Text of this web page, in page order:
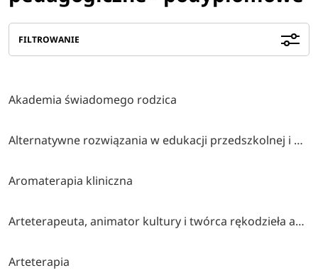
FILTROWANIE
Akademia świadomego rodzica
Alternatywne rozwiązania w edukacji przedszkolnej i wczesnoszkolnej
Aromaterapia kliniczna
Arteterapeuta, animator kultury i twórca rękodzieła artystycznego
Arteterapia